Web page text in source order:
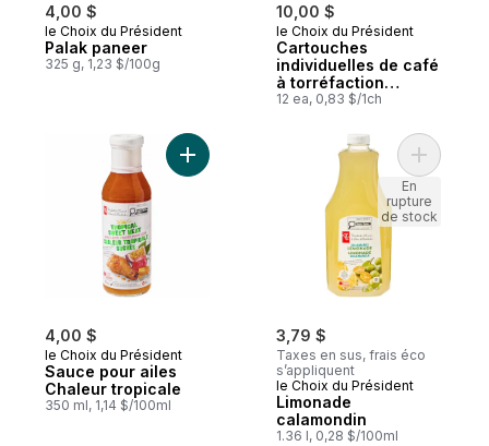
4,00 $
le Choix du Président
Palak paneer
325 g, 1,23 $/100g
10,00 $
le Choix du Président
Cartouches
individuelles de café
à torréfaction
française
12 ea, 0,83 $/1ch
4,00 $
le Choix du Président
Sauce pour ailes
Chaleur tropicale
350 ml, 1,14 $/100ml
Ajouter Sauce pour ailes Chaleur
3,79 $
Taxes en sus, frais éco
s’appliquent
le Choix du Président
Limonade
calamondin
1.36 l, 0,28 $/100ml
En
rupture
de stock